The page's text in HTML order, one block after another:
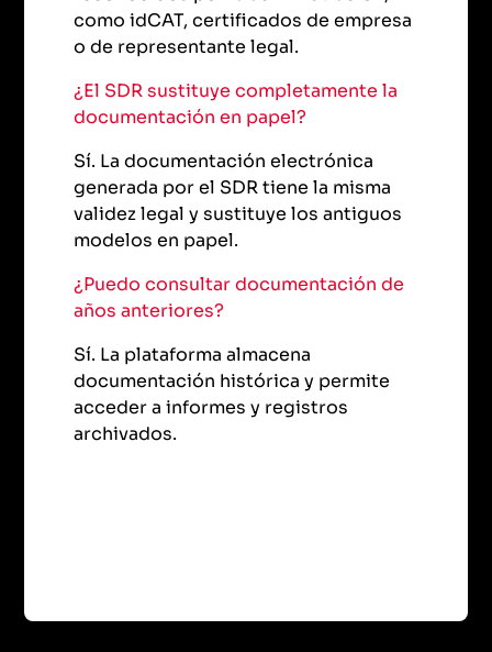
como idCAT, certificados de empresa
o de representante legal.
¿El SDR sustituye completamente la
documentación en papel?
Sí. La documentación electrónica
generada por el SDR tiene la misma
validez legal y sustituye los antiguos
modelos en papel.
¿Puedo consultar documentación de
años anteriores?
Sí. La plataforma almacena
documentación histórica y permite
acceder a informes y registros
archivados.